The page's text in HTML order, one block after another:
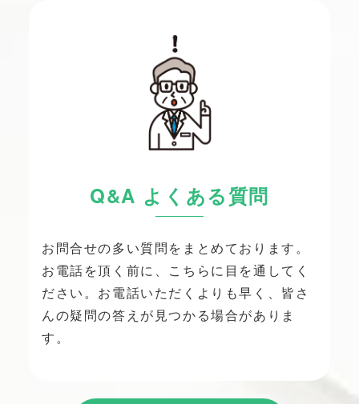
Q&A よくある質問
お問合せの多い質問をまとめております。
お電話を頂く前に、こちらに目を通してく
ださい。お電話いただくよりも早く、皆さ
んの疑問の答えが見つかる場合がありま
す。